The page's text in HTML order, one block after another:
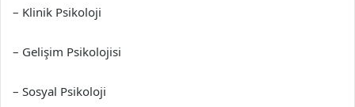
– Klinik Psikoloji
– Gelişim Psikolojisi
– Sosyal Psikoloji